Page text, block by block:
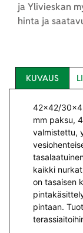
ja Ylivieskan
hinta ja
KUVAUS
42×42/
mm paksu,
valmistettu,
kaikki
on tasaisen
pintaan.